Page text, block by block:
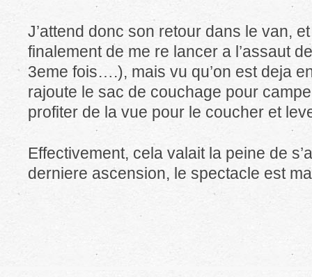
J’attend donc son retour dans le van,
finalement de me re lancer a l’assaut
3eme fois….), mais vu qu’on est deja
rajoute le sac de couchage pour
profiter de la vue pour le coucher et
Effectivement, cela valait la peine de
derniere ascension, le spectacle est